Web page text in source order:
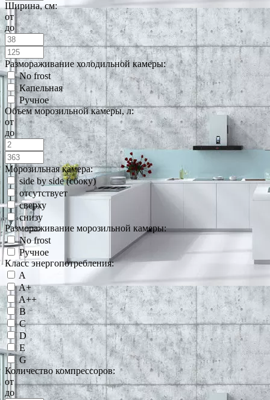
Ширина, см:
от
до
Размораживание холодильной камеры:
No frost
Капельная
Ручное
Объем морозильной камеры, л:
от
до
Морозильная камера:
side by side (сбоку)
отсутствует
сверху
снизу
Размораживание морозильной камеры:
No frost
Ручное
Класс энергопотребления:
A
A+
A++
B
C
D
E
G
Количество компрессоров:
от
до